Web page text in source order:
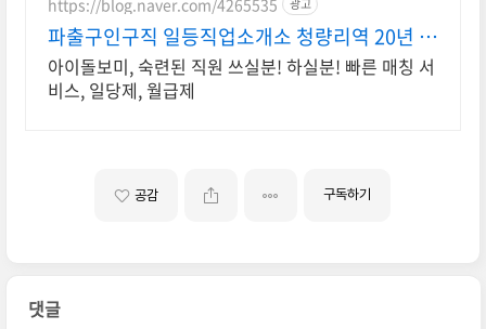
광고
파출구인구직 일등직업소개소 청량리역 20년 파
출부 전문
아이돌보미, 숙련된 직원 쓰실분! 하실분! 빠른 매칭 서
비스, 일당제, 월급제
공감 구독하기
댓글